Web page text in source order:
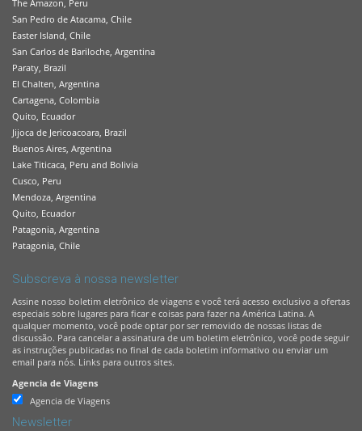
The Amazon, Peru
San Pedro de Atacama, Chile
Easter Island, Chile
San Carlos de Bariloche, Argentina
Paraty, Brazil
El Chalten, Argentina
Cartagena, Colombia
Quito, Ecuador
Jijoca de Jericoacoara, Brazil
Buenos Aires, Argentina
Lake Titicaca, Peru and Bolivia
Cusco, Peru
Mendoza, Argentina
Quito, Ecuador
Patagonia, Argentina
Patagonia, Chile
Subscreva à nossa newsletter
Assine nosso boletim eletrônico de viagens e você terá acesso exclusivo a ofertas
especiais sobre lugares para ficar e coisas para fazer na América Latina. A
qualquer momento, você pode optar por ser removido de nossas listas de
discussão. Para cancelar a assinatura de um boletim eletrônico, você pode seguir
as instruções publicadas no final de cada boletim informativo ou enviar um
email para nós. Links para outros sites.
Agencia de Viagens
Agencia de Viagens
Newsletter